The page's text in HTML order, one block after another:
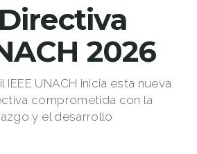
2026
IEEE UNACH inicia esta nueva
comprometida con la
y el desarrollo